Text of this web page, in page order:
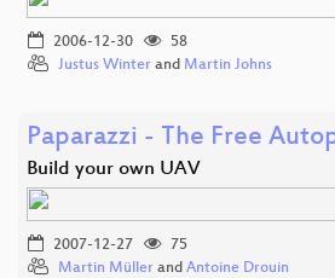
2006-12-30
58
Justus Winter and Martin Johns
Paparazzi - The Free
Build your own UAV
2007-12-27
75
Martin Müller and Antoine Drouin